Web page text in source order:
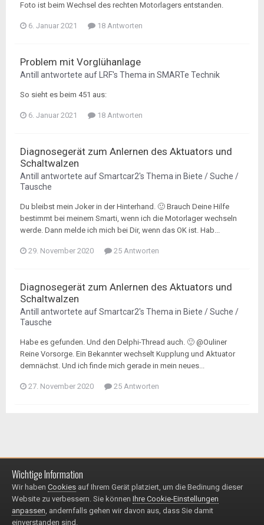
Foto ist beim Wechsel des rechten Motorlagers entstanden.
6. Januar 2021 18 Antworten
Problem mit Vorglühanlage
Antill antwortete auf LRF's Thema in SMARTe Technik
So sieht es beim 451 aus:
6. Januar 2021 18 Antworten
Diagnosegerät zum Anlernen des Aktuators und
Schaltwalzen
Antill antwortete aufSmartcar2's Thema in Biete / Suche /
Tausche
Du bleibst mein Joker in der Hinterhand. 🙂 Brauch Deine Hilfe
bestimmt bei meinem Smarti, wenn ich die Motorlager wechseln
werde. Dann melde ich mich bei Dir, wenn das OK ist. Hab...
29. November 2020 25 Antworten
Diagnosegerät zum Anlernen des Aktuators und
Schaltwalzen
Antill antwortete aufSmartcar2's Thema in Biete / Suche /
Tausche
Habe es gefunden. Und den Delphi-Thread auch. 🙂 @Ouliner
Reine Vorsorge. Ein Bekannter wechselt Kupplung und Aktuator
demnächst. Und ich finde mich gerade in mein neues...
27. November 2020 25 Antworten
Impressum / Datenschutzerklärung
© 1999 - 2025
Powered by Invision Community
Wichtige Information
Wir haben Cookies auf Ihrem Gerät platziert, um die Bedinung dieser
Website zu verbessern. Sie können Ihre Cookie-Einstellungen
anpassen, andernfalls gehen wir davon aus, dass Sie damit
einverstanden sind.